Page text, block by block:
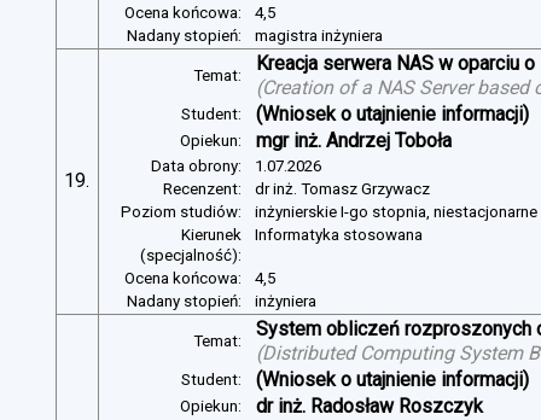
Ocena końcowa:
4,5
Nadany stopień:
magistra inżyniera
19.
Temat:
Kreacja serwera NAS w oparciu
(Creation of a NAS Server based
Student: (Wniosek o utajnienie informacji)
Opiekun: mgr inż. Andrzej Toboła
Data obrony:
1.07.2026
Recenzent:
dr inż. Tomasz Grzywacz
Poziom studiów:
inżynierskie I-go stopnia, niestacjonarne
Kierunek
(specjalność):
Informatyka stosowana
Ocena końcowa:
4,5
Nadany stopień:
inżyniera
Temat:
System obliczeń rozproszonych
(Distributed Computing System
Student: (Wniosek o utajnienie informacji)
Opiekun: dr inż. Radosław Roszczyk